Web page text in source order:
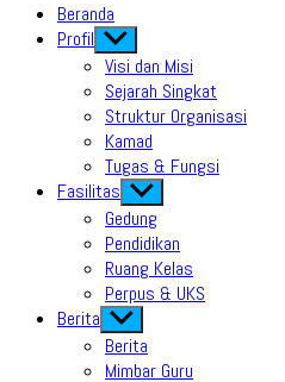
Beranda
Profil Show
sub
menu
Visi dan Misi
Sejarah Singkat
Struktur Organisasi
Kamad
Tugas & Fungsi
Fasilitas Show
sub
menu
Gedung
Pendidikan
Ruang Kelas
Perpus & UKS
Berita Show
sub
menu
Berita
Mimbar Guru